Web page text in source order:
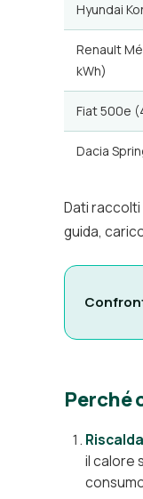
Hyundai
Renault
kWh)
Fiat 500e
Dacia
Dati raccolti
guida,
Perché
il calore